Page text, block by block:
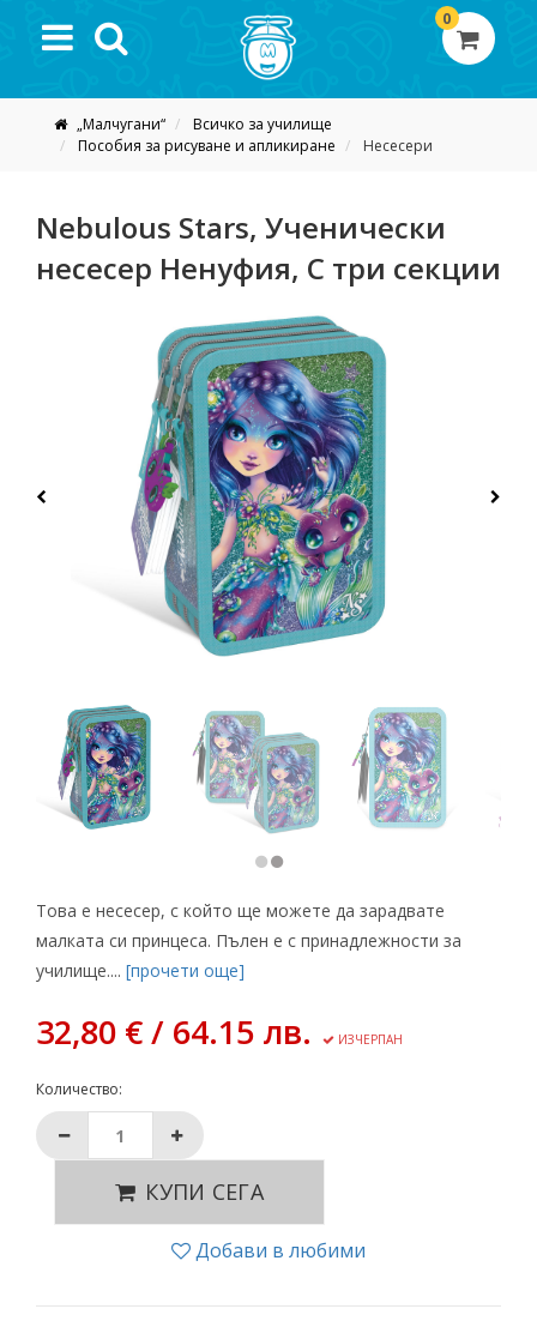
0
„Малчугани“
Всичко за училище
Пособия за рисуване и апликиране
Несесери
Nebulous Stars, Ученически
несесер Ненуфия, С три секции
Това е несесер, с който ще можете да зарадвате
малката си принцеса. Пълен е с принадлежности за
училище.... [прочети още]
32,80 € / 64.15 лв. ИЗЧЕРПАН
Количество:
КУПИ СЕГА
Добави в любими